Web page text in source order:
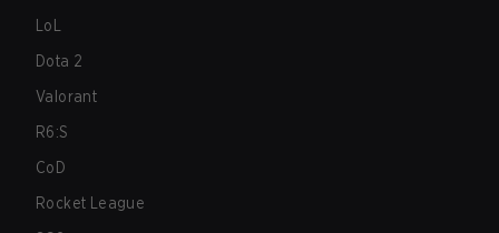
LoL
Dota 2
Valorant
R6:S
CoD
Rocket League